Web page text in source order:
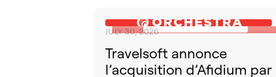
JULY 30, 2026
Travelsoft annonce
l’acquisition d’Afidium par